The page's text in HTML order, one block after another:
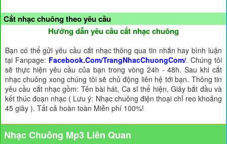
Cắt nhạc chuông theo yêu cầu
Hướng dẫn yêu cầu cắt nhạc chuông
Bạn có thể gửi yêu cầu cắt nhạc thông qua tin nhắn hay bình luận
tại Fanpage: Facebook.Com/TrangNhacChuongCom/. Chúng tôi
sẽ thực hiện yêu cầu của bạn trong vòng 24h - 48h. Sau khi cắt
nhạc chuông xong chúng tôi sẽ chủ động liên hệ tới bạn. Thông tin
yêu cầu cắt nhạc gồm: Tên bài hát, Ca sĩ thể hiện, Giây bắt đầu và
kết thúc đoạn nhạc ( Lưu ý: Nhạc chuông điện thoại chỉ reo khoảng
45 giây ). Tất cả hoàn toàn Miễn phí 100%!
Nhạc Chuông Mp3 Liên Quan